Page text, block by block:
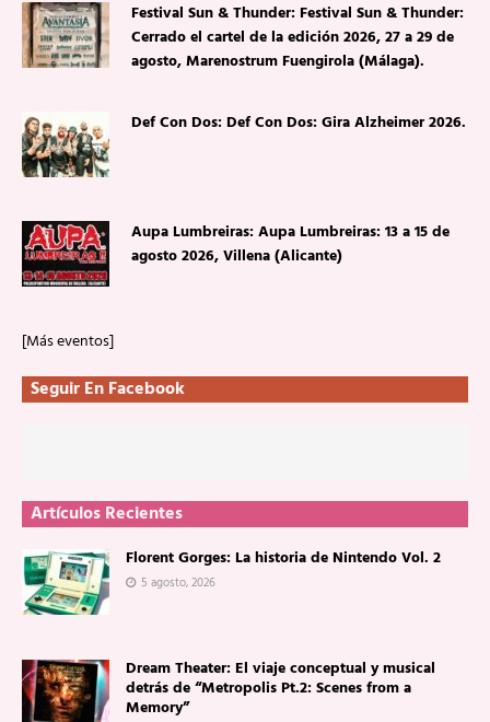
Festival Sun & Thunder: Festival Sun & Thunder:
Cerrado el cartel de la edición 2026, 27 a 29 de
agosto, Marenostrum Fuengirola (Málaga).
Def Con Dos: Def Con Dos: Gira Alzheimer 2026.
Aupa Lumbreiras: Aupa Lumbreiras: 13 a 15 de
agosto 2026, Villena (Alicante)
[Más eventos]
Seguir En Facebook
Artículos Recientes
Florent Gorges: La historia de Nintendo Vol. 2
5 agosto, 2026
Dream Theater: El viaje conceptual y musical
detrás de “Metropolis Pt.2: Scenes from a
Memory”